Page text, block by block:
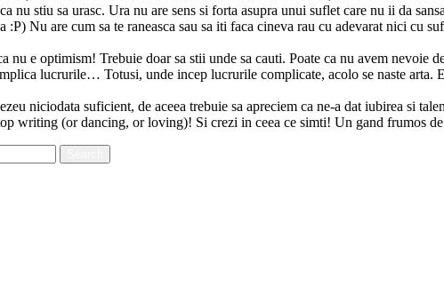
nu stiu sa urasc. Ura nu are sens si forta asupra unui suflet care nu ii da
:P) Nu are cum sa te raneasca sau sa iti faca cineva rau cu adevarat nici cu
nu e optimism! Trebuie doar sa stii unde sa cauti. Poate ca nu avem nevoie
lucrurile… Totusi, unde incep lucrurile complicate, acolo se naste arta.
niciodata suficient, de aceea trebuie sa apreciem ca ne-a dat iubirea si
writing (or dancing, or loving)! Si crezi in ceea ce simti! Un gand frumos